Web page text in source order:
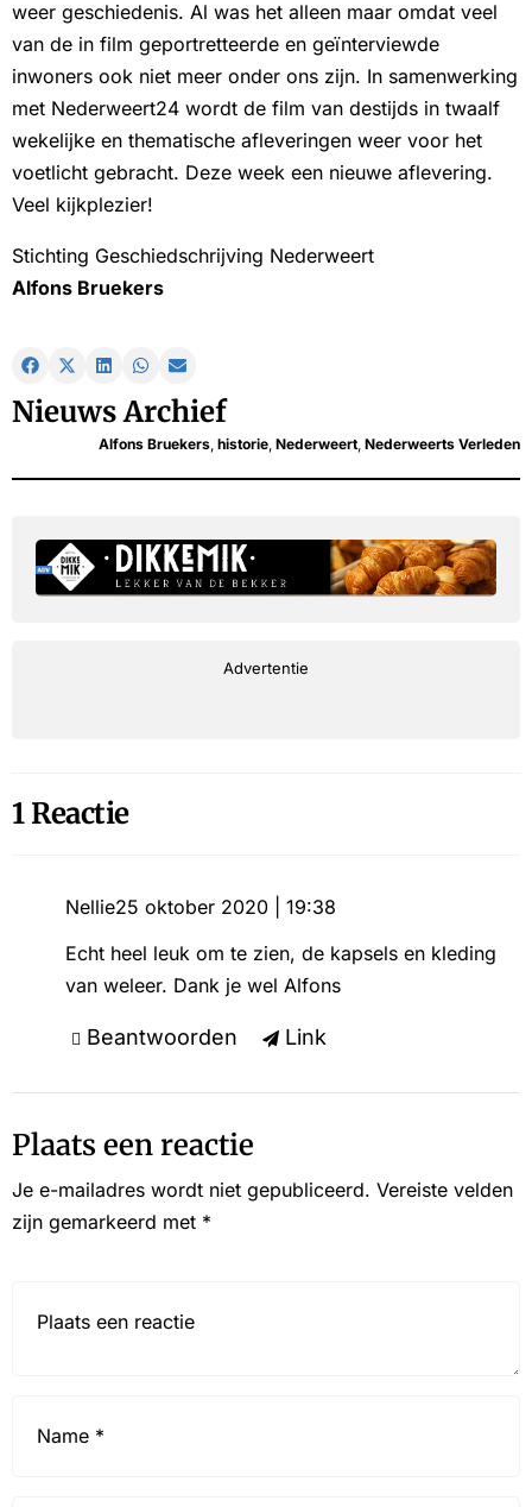
weer geschiedenis. Al was het alleen maar omdat veel
van de in film geportretteerde en geïnterviewde
inwoners ook niet meer onder ons zijn. In samenwerking
met Nederweert24 wordt de film van destijds in twaalf
wekelijke en thematische afleveringen weer voor het
voetlicht gebracht. Deze week een nieuwe aflevering.
Veel kijkplezier!
Stichting Geschiedschrijving Nederweert
Alfons Bruekers
Nieuws Archief
Alfons Bruekers, historie, Nederweert, Nederweerts Verleden
Advertentie
1 Reactie
Nellie25 oktober 2020 | 19:38
Echt heel leuk om te zien, de kapsels en kleding
van weleer. Dank je wel Alfons
Beantwoorden Link
Plaats een reactie
Je e-mailadres wordt niet gepubliceerd. Vereiste velden
zijn gemarkeerd met *